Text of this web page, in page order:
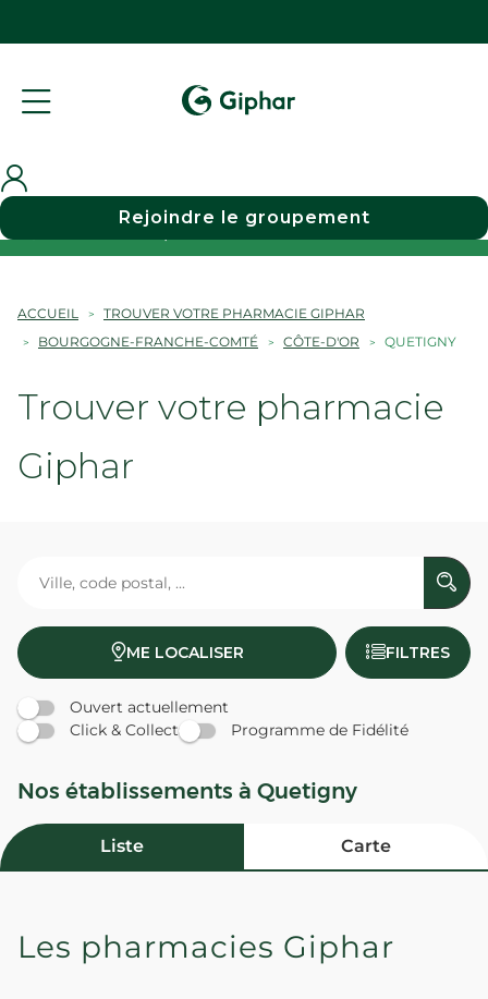
Choisir une pharmacie
Rejoindre le groupement
ACCUEIL
TROUVER VOTRE PHARMACIE GIPHAR
BOURGOGNE-FRANCHE-COMTÉ
CÔTE-D'OR QUETIGNY
Trouver votre pharmacie
Giphar
ME LOCALISER FILTRES
Ouvert actuellement
Click & Collect
Programme de Fidélité
Nos établissements à Quetigny
Liste Carte
PHARMACIE DES COUSIS -
Les pharmacies Giphar